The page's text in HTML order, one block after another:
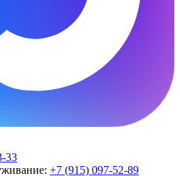
33
+7 (915) 097-52-89